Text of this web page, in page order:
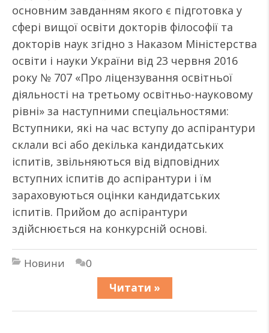
основним завданням якого є підготовка у
сфері вищої освіти докторів філософії та
докторів наук згідно з Наказом Міністерства
освіти і науки України від 23 червня 2016
року № 707 «Про ліцензування освітньої
діяльності на третьому освітньо-науковому
рівні» за наступними спеціальностями:
Вступники, які на час вступу до аспірантури
склали всі або декілька кандидатських
іспитів, звільняються від відповідних
вступних іспитів до аспірантури і їм
зараховуються оцінки кандидатських
іспитів. Прийом до аспірантури
здійснюється на конкурсній основі.
Новини
0
Читати »